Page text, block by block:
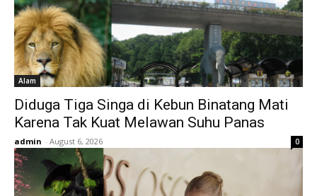
Alam
Diduga Tiga Singa di Kebun Binatang Mati
Karena Tak Kuat Melawan Suhu Panas
admin - August 6, 2026 0